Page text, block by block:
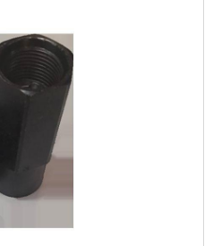
quer
direcional
preza pela